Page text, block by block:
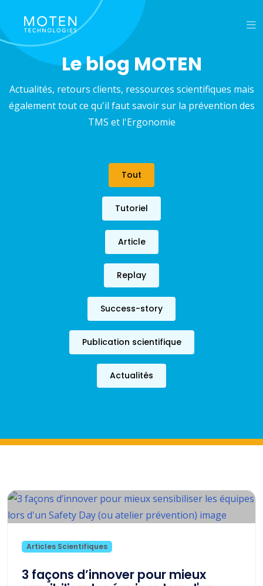
Le blog MOTEN
Actualités, retours clients, ressources scientifiques mais
également tout ce qu'il faut savoir sur la prévention des
TMS et l'Ergonomie
Tout
Tutoriel
Article
Replay
Success-story
Publication scientifique
Actualités
Articles Scientifiques
3 façons d’innover pour mieux